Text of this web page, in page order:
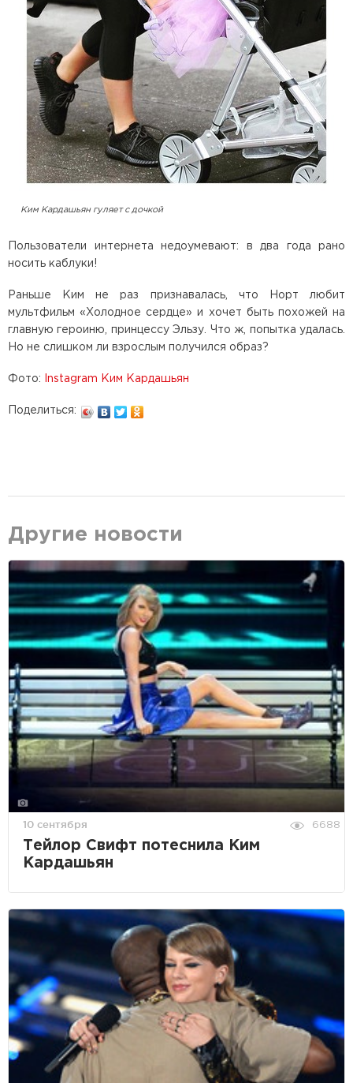
Ким Кардашьян гуляет с дочкой
Пользователи интернета недоумевают: в два года рано
носить каблуки!
Раньше Ким не раз признавалась, что Норт любит
мультфильм «Холодное сердце» и хочет быть похожей на
главную героиню, принцессу Эльзу. Что ж, попытка удалась.
Но не слишком ли взрослым получился образ?
Фото: Instagram Ким Кардашьян
Поделиться:
Другие новости
10 сентября 6688
Тейлор Свифт потеснила Ким
Кардашьян